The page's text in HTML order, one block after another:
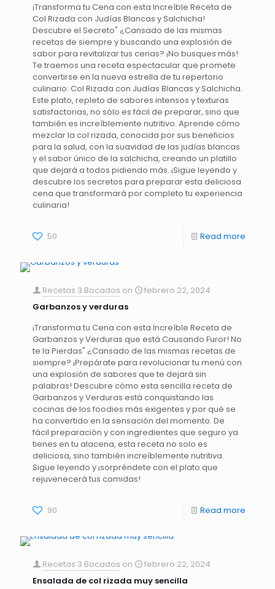
¡Transforma tu Cena con esta Increíble Receta de
Col Rizada con Judías Blancas y Salchicha!
Descubre el Secreto" ¿Cansado de las mismas
recetas de siempre y buscando una explosión de
sabor para revitalizar tus cenas? ¡No busques más!
Te traemos una receta espectacular que promete
convertirse en la nueva estrella de tu repertorio
culinario: Col Rizada con Judías Blancas y Salchicha.
Este plato, repleto de sabores intensos y texturas
satisfactorias, no sólo es fácil de preparar, sino que
también es increíblemente nutritivo. Aprende cómo
mezclar la col rizada, conocida por sus beneficios
para la salud, con la suavidad de las judías blancas
y el sabor único de la salchicha, creando un platillo
que dejará a todos pidiendo más. ¡Sigue leyendo y
descubre los secretos para preparar esta deliciosa
cena que transformará por completo tu experiencia
culinaria!
50 Read more
Recetas 3 Bocados on
febrero 22, 2024
Garbanzos y verduras
¡Transforma tu Cena con esta Increíble Receta de
Garbanzos y Verduras que está Causando Furor! No
te la Pierdas" ¿Cansado de las mismas recetas de
siempre? ¡Prepárate para revolucionar tu menú con
una explosión de sabores que te dejará sin
palabras! Descubre cómo esta sencilla receta de
Garbanzos y Verduras está conquistando las
cocinas de los foodies más exigentes y por qué se
ha convertido en la sensación del momento. De
fácil preparación y con ingredientes que seguro ya
tienes en tu alacena, esta receta no solo es
deliciosa, sino también increíblemente nutritiva.
Sigue leyendo y ¡sorpréndete con el plato que
rejuvenecerá tus comidas!
90 Read more
Recetas 3 Bocados on
febrero 22, 2024
Ensalada de col rizada muy sencilla